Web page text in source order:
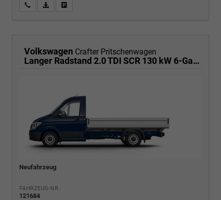
Wir rufen Sie anPDF-Fahrzeugexposé drucken
Volkswagen Crafter Pritschenwagen
Langer Radstand 2.0 TDI SCR 130 kW 6-Gang, Klima
Neufahrzeug
FAHRZEUG-NR.
121684